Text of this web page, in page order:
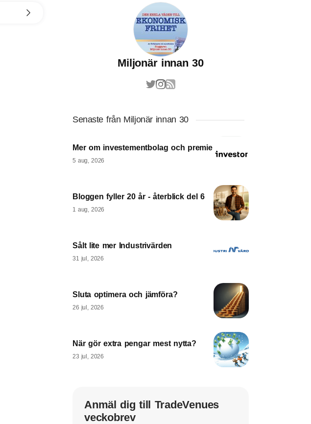
Miljonär innan 30
Senaste från Miljonär innan 30
Mer om investementbolag och premie
5 aug, 2026
Bloggen fyller 20 år - återblick del 6
1 aug, 2026
Sålt lite mer Industrivärden
31 jul, 2026
Sluta optimera och jämföra?
26 jul, 2026
När gör extra pengar mest nytta?
23 jul, 2026
Anmäl dig till TradeVenues
veckobrev